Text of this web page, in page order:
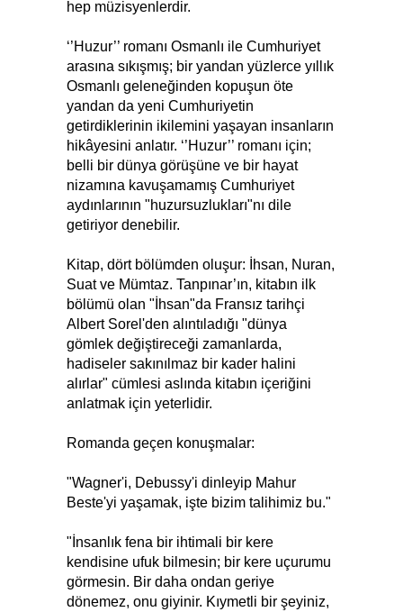
hep müzisyenlerdir.
‘’Huzur’’ romanı Osmanlı ile Cumhuriyet
arasına sıkışmış; bir yandan yüzlerce yıllık
Osmanlı geleneğinden kopuşun öte
yandan da yeni Cumhuriyetin
getirdiklerinin ikilemini yaşayan insanların
hikâyesini anlatır. ‘’Huzur’’ romanı için;
belli bir dünya görüşüne ve bir hayat
nizamına kavuşamamış Cumhuriyet
aydınlarının "huzursuzlukları"nı dile
getiriyor denebilir.
Kitap, dört bölümden oluşur: İhsan, Nuran,
Suat ve Mümtaz. Tanpınar’ın, kitabın ilk
bölümü olan "İhsan"da Fransız tarihçi
Albert Sorel'den alıntıladığı "dünya
gömlek değiştireceği zamanlarda,
hadiseler sakınılmaz bir kader halini
alırlar" cümlesi aslında kitabın içeriğini
anlatmak için yeterlidir.
Romanda geçen konuşmalar:
"Wagner'i, Debussy'i dinleyip Mahur
Beste'yi yaşamak, işte bizim talihimiz bu."
"İnsanlık fena bir ihtimali bir kere
kendisine ufuk bilmesin; bir kere uçurumu
görmesin. Bir daha ondan geriye
dönemez, onu giyinir. Kıymetli bir şeyiniz,